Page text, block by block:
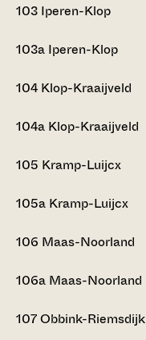
103 Iperen-Klop
103a Iperen-Klop
104 Klop-Kraaijveld
104a Klop-Kraaijveld
105 Kramp-Luijcx
105a Kramp-Luijcx
106 Maas-Noorland
106a Maas-Noorland
107Obbink-Riemsdijk